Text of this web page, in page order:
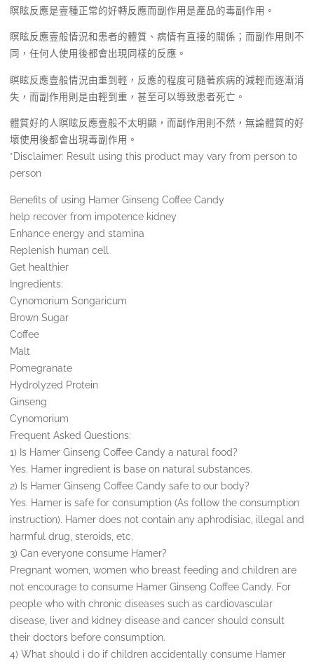
瞑眩反應是壹種正常的好轉反應而副作用是產品的毒副作用。
瞑眩反應壹般情況和患者的體質、病情有直接的關係；而副作用則不
同，任何人使用後都會出現同樣的反應。
瞑眩反應壹般情況由重到輕，反應的程度可隨著疾病的減輕而逐漸消
失，而副作用則是由輕到重，甚至可以導致患者死亡。
體質好的人瞑眩反應壹般不太明顯，而副作用則不然，無論體質的好
壞使用後都會出現毒副作用。
*Disclaimer: Result using this product may vary from person to
person
Benefits of using Hamer Ginseng Coffee Candy
help recover from impotence kidney
Enhance energy and stamina
Replenish human cell
Get healthier
Ingredients:
Cynomorium Songaricum
Brown Sugar
Coffee
Malt
Pomegranate
Hydrolyzed Protein
Ginseng
Cynomorium
Frequent Asked Questions:
1) Is Hamer Ginseng Coffee Candy a natural food?
Yes. Hamer ingredient is base on natural substances.
2) Is Hamer Ginseng Coffee Candy safe to our body?
Yes. Hamer is safe for consumption (As follow the consumption
instruction). Hamer does not contain any aphrodisiac, illegal and
harmful drug, steroids, etc.
3) Can everyone consume Hamer?
Pregnant women, women who breast feeding and children are
not encourage to consume Hamer Ginseng Coffee Candy. For
people who with chronic diseases such as cardiovascular
disease, liver and kidney disease and cancer should consult
their doctors before consumption.
4) What should i do if children accidentally consume Hamer